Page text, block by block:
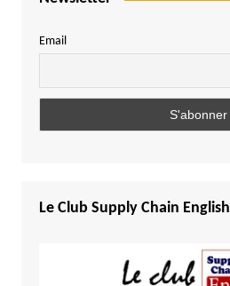
Email
Le Club Supply Chain English